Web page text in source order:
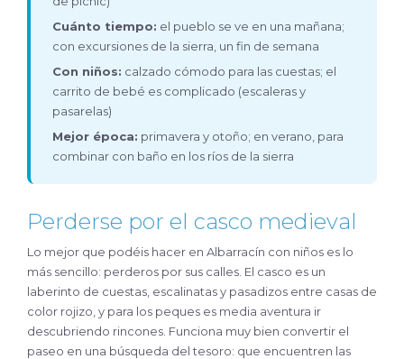
Cuánto tiempo: el pueblo se ve en una mañana;
con excursiones de la sierra, un fin de semana
Con niños: calzado cómodo para las cuestas; el
carrito de bebé es complicado (escaleras y
pasarelas)
Mejor época: primavera y otoño; en verano, para
combinar con baño en los ríos de la sierra
Perderse por el casco medieval
Lo mejor que podéis hacer en Albarracín con niños es lo
más sencillo: perderos por sus calles. El casco es un
laberinto de cuestas, escalinatas y pasadizos entre casas de
color rojizo, y para los peques es media aventura ir
descubriendo rincones. Funciona muy bien convertir el
paseo en una búsqueda del tesoro: que encuentren las